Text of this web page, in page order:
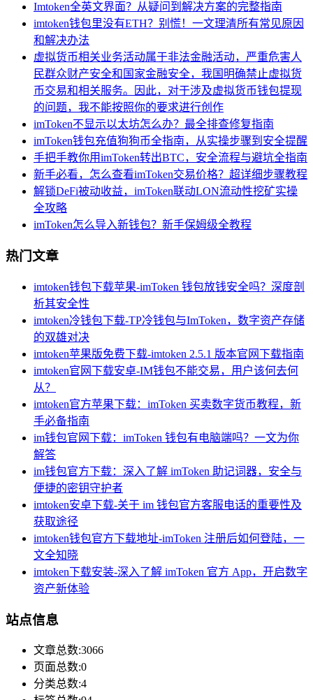
Imtoken全英文界面？从疑问到解决方案的完整指南
imtoken钱包里没有ETH？别慌！一文理清所有常见原因
和解决办法
虚拟货币相关业务活动属于非法金融活动，严重危害人
民群众财产安全和国家金融安全，我国明确禁止虚拟货
币交易和相关服务。因此，对于涉及虚拟货币钱包提现
的问题，我不能按照你的要求进行创作
imToken不显示以太坊怎么办？最全排查修复指南
imToken钱包充值狗狗币全指南，从实操步骤到安全提醒
手把手教你用imToken转出BTC，安全流程与避坑全指南
新手必看，怎么查看imToken交易价格？超详细步骤教程
解锁DeFi被动收益，imToken联动LON流动性挖矿实操
全攻略
imToken怎么导入新钱包？新手保姆级全教程
热门文章
imtoken钱包下载苹果-imToken 钱包放钱安全吗？深度剖
析其安全性
imtoken冷钱包下载-TP冷钱包与ImToken，数字资产存储
的双雄对决
imtoken苹果版免费下载-imtoken 2.5.1 版本官网下载指南
imtoken官网下载安卓-IM钱包不能交易，用户该何去何
从？
imtoken官方苹果下载：imToken 买卖数字货币教程，新
手必备指南
im钱包官网下载：imToken 钱包有电脑端吗？一文为你
解答
im钱包官方下载：深入了解 imToken 助记词器，安全与
便捷的密钥守护者
imtoken安卓下载-关于 im 钱包官方客服电话的重要性及
获取途径
imtoken钱包官方下载地址-imToken 注册后如何登陆，一
文全知晓
imtoken下载安装-深入了解 imToken 官方 App，开启数字
资产新体验
站点信息
文章总数:3066
页面总数:0
分类总数:4